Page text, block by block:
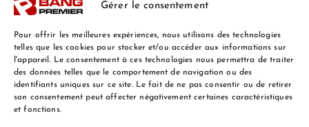
Gérer le consentement
Pour offrir les meilleures expériences, nous utilisons des technologies
telles que les cookies pour stocker et/ou accéder aux informations sur
l'appareil. Le consentement à ces technologies nous permettra de traiter
des données telles que le comportement de navigation ou des
identifiants uniques sur ce site. Le fait de ne pas consentir ou de retirer
son consentement peut affecter négativement certaines caractéristiques
et fonctions.
Mentions Légales